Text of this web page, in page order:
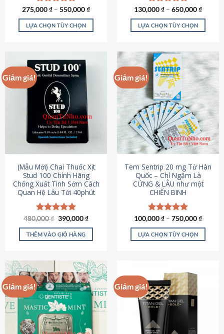
phẩm
phẩm
Được xếp
hạng4.87
5 sao
275,000₫ – 550,000₫
LỰA CHỌN TÙY CHỌN
có
nhiều
biến
thể.
Các
tùy
chọn
được
chọn
trên
trang
sản
phẩm
Được xếp
hạng5.00
5 sao
130,000₫ – 650,000₫
LỰA CHỌN TÙY CHỌN
này
có
nhiều
biến
thể.
Các
tùy
chọn
có
thể
chọn
trên
trang
sản
phẩm
Giảm giá!
(Mẫu Mới) Chai Thuốc Xịt
Stud 100 Chính Hãng
Chống Xuất Tinh Sớm Cách
Quan Hệ Lâu Tới 40phút
Được xếp
hạng5.00
5 sao
480,000₫ Giá
là:
480,000 ₫.
390,000₫Giá
tại
THÊM VÀO GIỎ HÀNG
Giảm giá!
Tem Sentrip 20 mg Từ Hàn
Quốc – Chỉ Ngậm Là
CỨNG & LÂU như một
CHIẾN BINH
Được xếp
hạng5.00
5 sao
100,000₫ – 750,000₫
LỰA CHỌN TÙY CHỌN
có
nhiều
biến
tùy
Giảm giá! Giảm giá!